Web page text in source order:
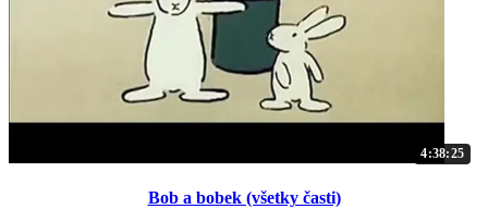
4:38:25
Bob a bobek (všetky časti)